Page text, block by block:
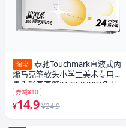
淘宝
泰驰Touchmark直液式丙
烯马克笔软头小学生美术专用浓
墨重彩画画笔24/36/60/84色儿
童可水洗幼儿园水彩笔礼物
券减¥10
¥14.9 ¥24.9